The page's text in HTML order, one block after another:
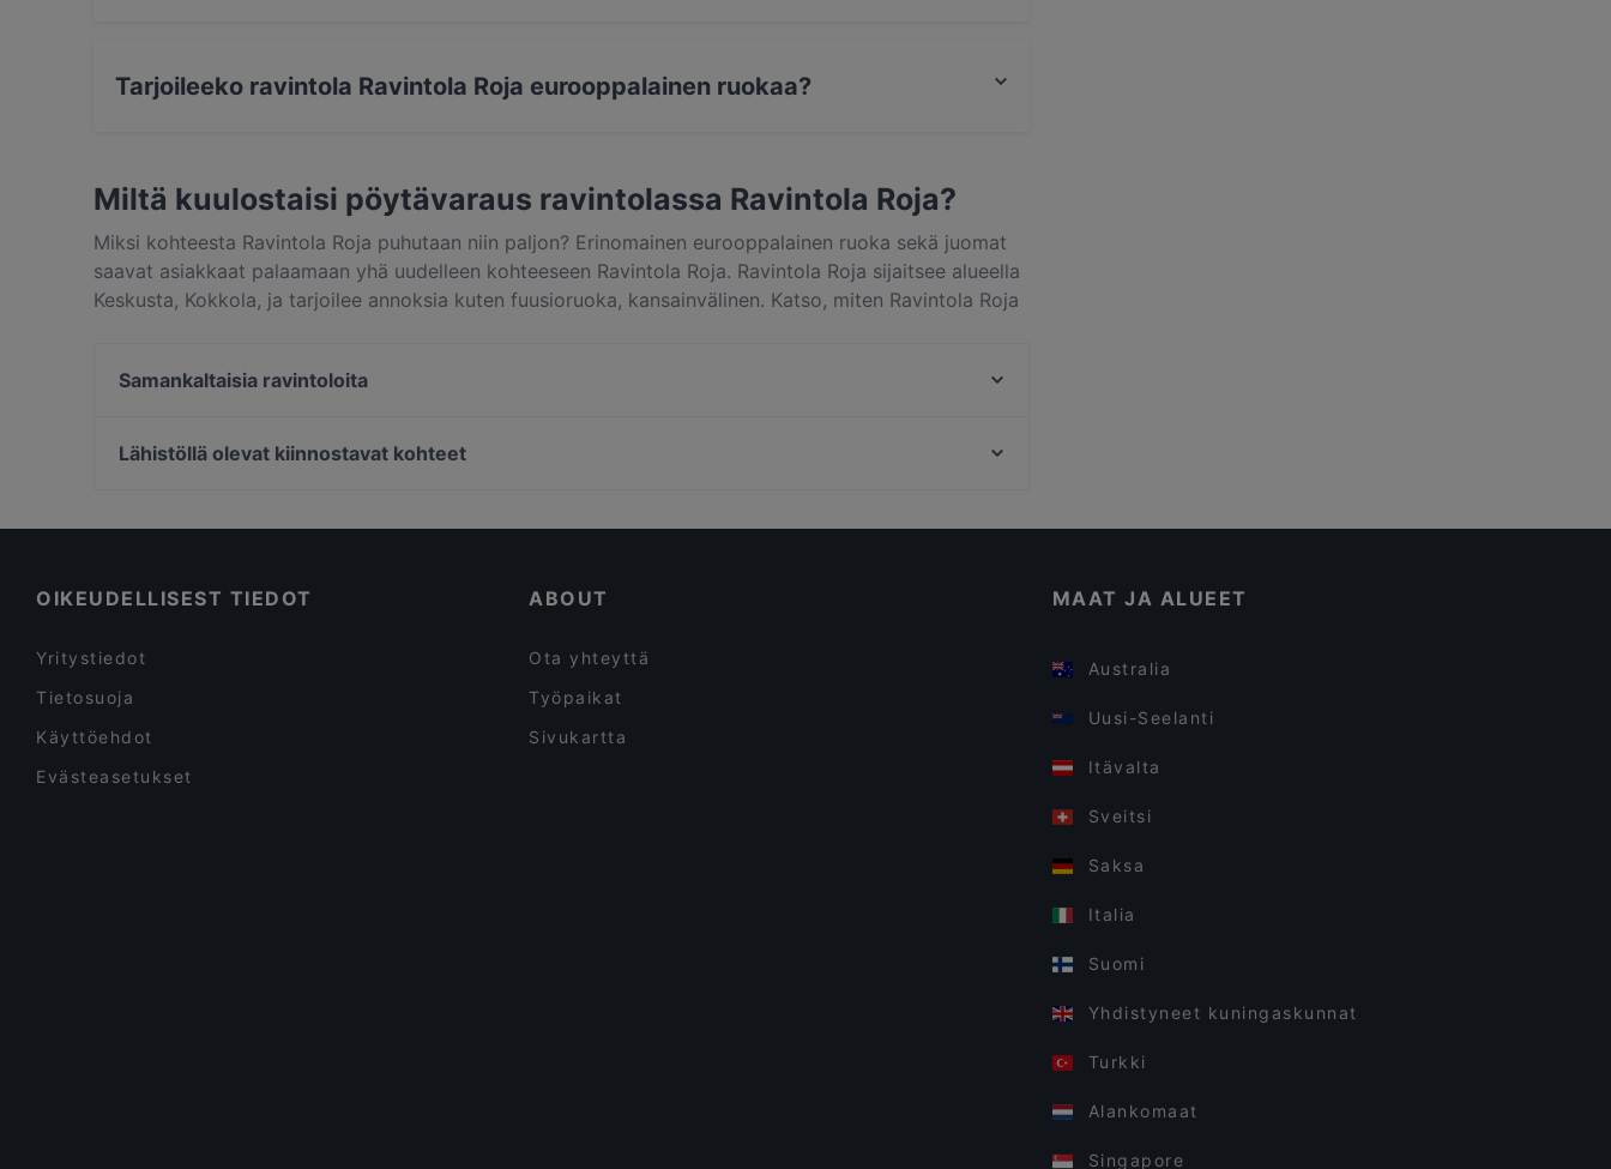
Tarjoileeko ravintola Ravintola Roja eurooppalainen ruokaa?
Miltä kuulostaisi pöytävaraus ravintolassa Ravintola Roja?
Miksi kohteesta Ravintola Roja puhutaan niin paljon? Erinomainen eurooppalainen ruoka sekä juomat
saavat asiakkaat palaamaan yhä uudelleen kohteeseen Ravintola Roja. Ravintola Roja sijaitsee alueella
Keskusta, Kokkola, ja tarjoilee annoksia kuten fuusioruoka, kansainvälinen. Katso, miten Ravintola Roja
Samankaltaisia ravintoloita
Lähistöllä olevat kiinnostavat kohteet
OIKEUDELLISEST TIEDOT
Yritystiedot
Tietosuoja
Käyttöehdot
Evästeasetukset
ABOUT
Ota yhteyttä
Työpaikat
Sivukartta
MAAT JA ALUEET
Australia
Uusi-Seelanti
Itävalta
Sveitsi
Saksa
Italia
Suomi
Yhdistyneet kuningaskunnat
Turkki
Alankomaat
Singapore